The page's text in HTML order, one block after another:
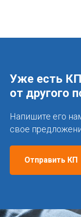
Уже есть
от другого
Напишите его
свое
Отправить КП